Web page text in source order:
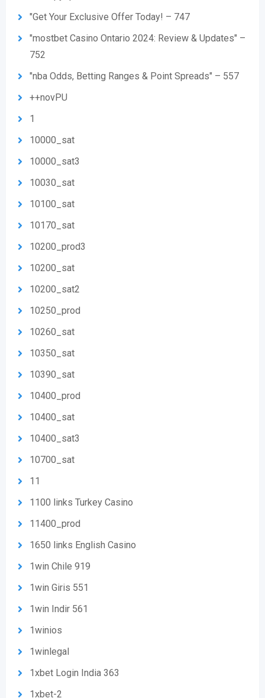
"Get Your Exclusive Offer Today! – 747
"mostbet Casino Ontario 2024: Review & Updates" –
752
"nba Odds, Betting Ranges & Point Spreads" – 557
++novPU
1
10000_sat
10000_sat3
10030_sat
10100_sat
10170_sat
10200_prod3
10200_sat
10200_sat2
10250_prod
10260_sat
10350_sat
10390_sat
10400_prod
10400_sat
10400_sat3
10700_sat
11
1100 links Turkey Casino
11400_prod
1650 links English Casino
1win Chile 919
1win Giris 551
1win Indir 561
1winios
1winlegal
1xbet Login India 363
1xbet-2